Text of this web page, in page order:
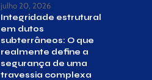
julho 20, 2026
Integridade estrutural
em dutos
subterrâneos: O que
realmente define a
segurança de uma
travessia complexa